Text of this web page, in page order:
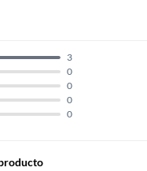
0
0
0
0
3